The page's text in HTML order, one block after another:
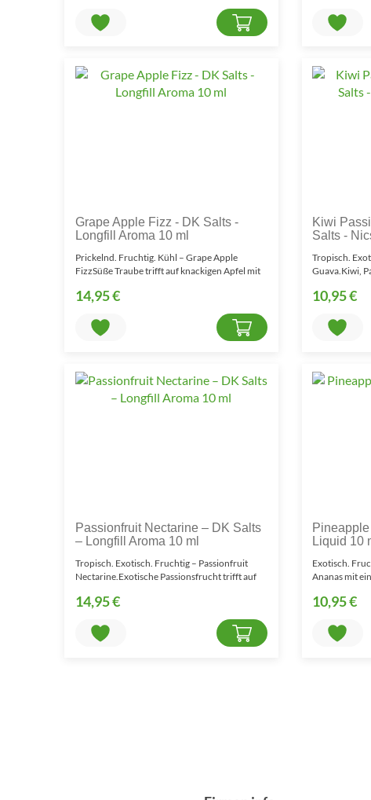
Grape Apple Fizz - DK Salts -
Longfill Aroma 10 ml
Prickelnd. Fruchtig. Kühl – Grape Apple
FizzSüße Traube trifft auf knackigen Apfel mit
14,95 €
Kiwi
Salts -
Tropisch.
Guava.Kiwi,
10,95 €
Passionfruit Nectarine – DK Salts
– Longfill Aroma 10 ml
Tropisch. Exotisch. Fruchtig – Passionfruit
Nectarine.Exotische Passionsfrucht trifft auf
14,95 €
Liquid 10
Exotisch.
Ananas mit
10,95 €